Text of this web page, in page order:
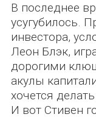
В последнее
усугубилось.
инвестора,
Леон Блэк,
дорогими
акулы
хочется
И вот Стивен